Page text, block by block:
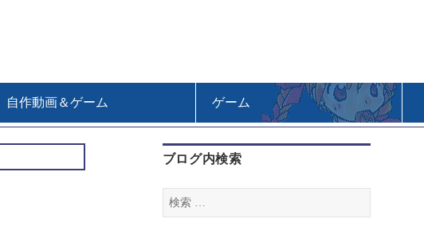
自作動画＆ゲーム ゲーム
ブログ内検索
検
索